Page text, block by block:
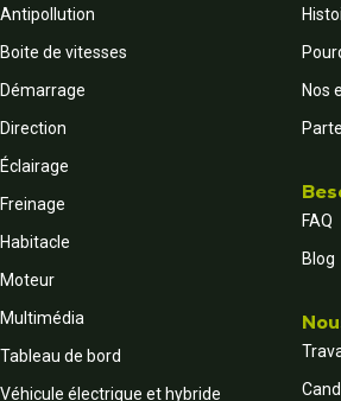
Antipollution
Boite de vitesses
Démarrage
Direction
Éclairage
Freinage
Habitacle
Moteur
Multimédia
Tableau de bord
Véhicule électrique et hybride
Nos
FAQ
Blog